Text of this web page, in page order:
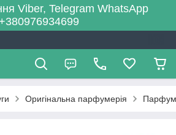
Viber, Telegram WhatsApp
+380976934699
Оригінальна парфумерія